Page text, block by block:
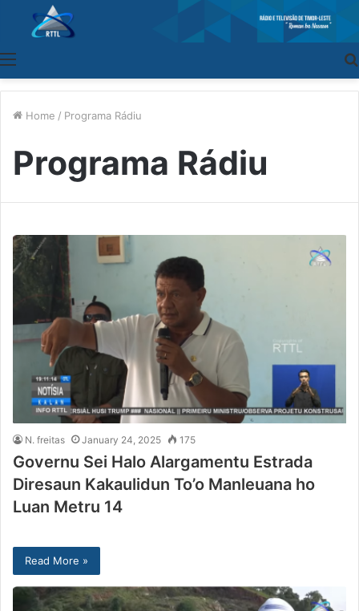
Home / Programa Rádiu
Programa Rádiu
N. freitas January 24, 2025 175
Governu Sei Halo Alargamentu Estrada
Diresaun Kakaulidun To’o Manleuana ho
Luan Metru 14
Read More »